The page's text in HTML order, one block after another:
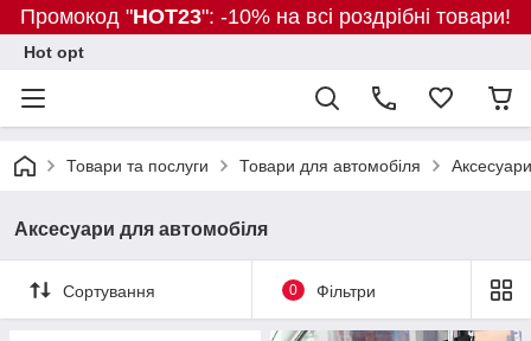
Промокод "HOT23": -10% на всі роздрібні товари!
Hot opt
Товари та послуги Товари для автомобіля
Аксесуари для автомобіля
Сортування 0 Фільтри